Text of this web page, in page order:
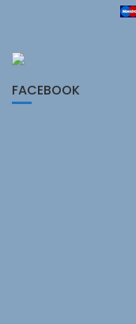
FACEBOOK